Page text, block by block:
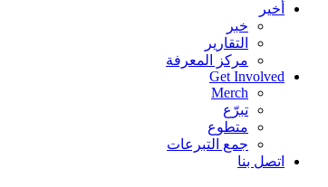
أخير
خبر
التقارير
مركز المعرفة
Get Involved
Merch
تبرّع
متطوع
جمع التبرعات
اتصل بنا